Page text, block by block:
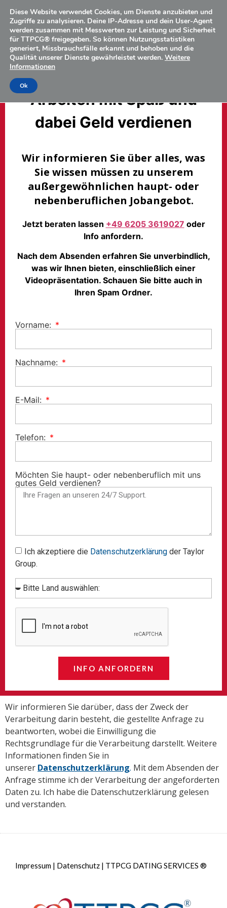
Arbeiten mit Spaß und
dabei Geld verdienen
Wir informieren Sie über alles, was
Sie wissen müssen zu unserem
außergewöhnlichen haupt- oder
nebenberuflichen Jobangebot.
Jetzt beraten lassen +49 6205 3619027 oder
Info anfordern.
Nach dem Absenden erfahren Sie unverbindlich,
was wir Ihnen bieten, einschließlich einer
Videopräsentation. Schauen Sie bitte auch in
Ihren Spam Ordner.
Vorname:
Nachname:
E-Mail:
Telefon:
Möchten Sie haupt- oder nebenberuflich mit uns
gutes Geld verdienen?
Ich akzeptiere die Datenschutzerklärung der Taylor
Group.
INFO ANFORDERN
Wir informieren Sie darüber, dass der Zweck der
Verarbeitung darin besteht, die gestellte Anfrage zu
beantworten, wobei die Einwilligung die
Rechtsgrundlage für die Verarbeitung darstellt. Weitere
Informationen finden Sie in
unserer Datenschutzerklärung. Mit dem Absenden der
Anfrage stimme ich der Verarbeitung der angeforderten
Daten zu. Ich habe die Datenschutzerklärung gelesen
und verstanden.
Impressum | Datenschutz | TTPCG DATING SERVICES ®
Diese Website verwendet Cookies, um Dienste anzubieten und
Zugriffe zu analysieren. Deine IP-Adresse und dein User-Agent
werden zusammen mit Messwerten zur Leistung und Sicherheit
für TTPCG® freigegeben. So können Nutzungsstatistiken
generiert, Missbrauchsfälle erkannt und behoben und die
Qualität unserer Dienste gewährleistet werden. Weitere
Informationen
Ok